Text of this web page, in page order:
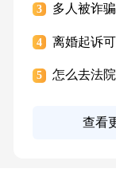
3 多人被诈
4 离婚起诉
5 怎么去法
查看